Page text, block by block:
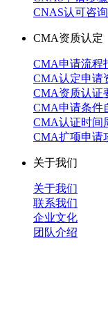
CNAS认可咨
CMA资质认定
CMA申请流程
CMA认定申请
CMA资质认证
CMA申请条件
CMA认证时间
CMA扩项申请
关于我们
关于我们
联系我们
企业文化
团队介绍